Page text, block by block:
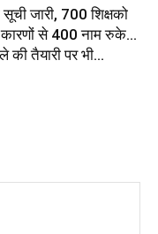
सूची जारी, 700 शिक्षको
कारणों से 400 नाम रुके…
तैयारी पर भी...